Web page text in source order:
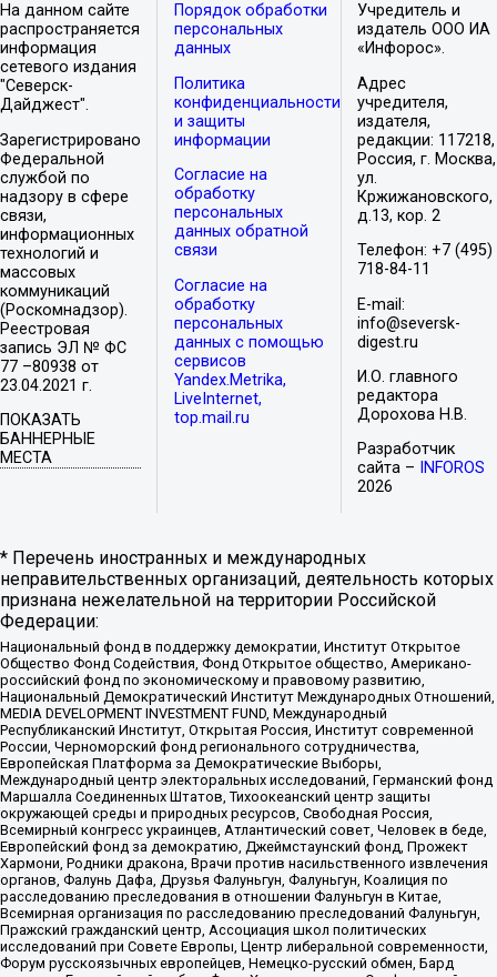
На данном сайте
распространяется
информация
сетевого издания
"Северск-
Дайджест".
Зарегистрировано
Федеральной
службой по
надзору в сфере
связи,
информационных
технологий и
массовых
коммуникаций
(Роскомнадзор).
Реестровая
запись ЭЛ № ФС
77 –80938 от
23.04.2021 г.
ПОКАЗАТЬ
БАННЕРНЫЕ
МЕСТА
Порядок обработки
персональных
данных
Политика
конфиденциальности
и защиты
информации
Согласие на
обработку
персональных
данных обратной
связи
Согласие на
обработку
персональных
данных с помощью
сервисов
Yandex.Metrika,
LiveInternet,
top.mail.ru
Учредитель и
издатель ООО ИА
«Инфорос».
Адрес
учредителя,
издателя,
редакции: 117218,
Россия, г. Москва,
ул.
Кржижановского,
д.13, кор. 2
Телефон: +7 (495)
718-84-11
E-mail:
info@seversk-
digest.ru
И.О. главного
редактора
Дорохова Н.В.
Разработчик
сайта –
INFOROS
2026
* Перечень иностранных и международных
неправительственных организаций, деятельность которых
признана нежелательной на территории Российской
Федерации:
Национальный фонд в поддержку демократии, Институт Открытое
Общество Фонд Содействия, Фонд Открытое общество, Американо-
российский фонд по экономическому и правовому развитию,
Национальный Демократический Институт Международных Отношений,
MEDIA DEVELOPMENT INVESTMENT FUND, Международный
Республиканский Институт, Открытая Россия, Институт современной
России, Черноморский фонд регионального сотрудничества,
Европейская Платформа за Демократические Выборы,
Международный центр электоральных исследований, Германский фонд
Маршалла Соединенных Штатов, Тихоокеанский центр защиты
окружающей среды и природных ресурсов, Свободная Россия,
Всемирный конгресс украинцев, Атлантический совет, Человек в беде,
Европейский фонд за демократию, Джеймстаунский фонд, Прожект
Хармони, Родники дракона, Врачи против насильственного извлечения
органов, Фалунь Дафа, Друзья Фалуньгун, Фалуньгун, Коалиция по
расследованию преследования в отношении Фалуньгун в Китае,
Всемирная организация по расследованию преследований Фалуньгун,
Пражский гражданский центр, Ассоциация школ политических
исследований при Совете Европы, Центр либеральной современности,
Форум русскоязычных европейцев, Немецко-русский обмен, Бард